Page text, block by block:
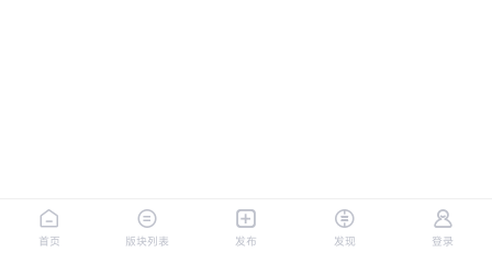
首页 版块列表 发布 发现 登录